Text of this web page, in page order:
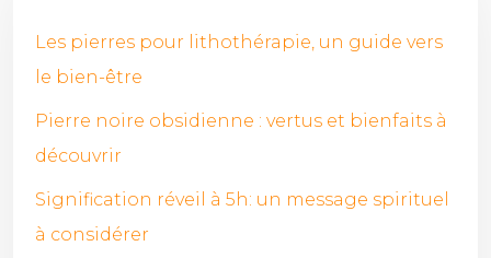
Les pierres pour lithothérapie, un guide vers
le bien-être
Pierre noire obsidienne : vertus et bienfaits à
découvrir
Signification réveil à 5h: un message spirituel
à considérer